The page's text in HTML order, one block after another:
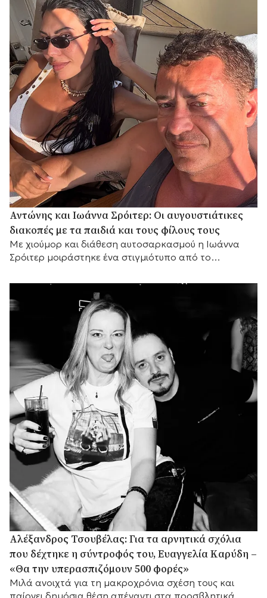
Αντώνης και Ιωάννα Σρόιτερ: Οι αυγουστιάτικες
διακοπές με τα παιδιά και τους φίλους τους
Με χιούμορ και διάθεση αυτοσαρκασμού η Ιωάννα
Σρόιτερ μοιράστηκε ένα στιγμιότυπο από το
τρόπο τη σχέση του ζευγαριού
Αλέξανδρος Τσουβέλας: Για τα αρνητικά σχόλια
που δέχτηκε η σύντροφός του, Ευαγγελία Καρύδη –
«Θα την υπερασπιζόμουν 500 φορές»
Μιλά ανοιχτά για τη μακροχρόνια σχέση τους και
παίρνει δημόσια θέση απέναντι στα προσβλητικά